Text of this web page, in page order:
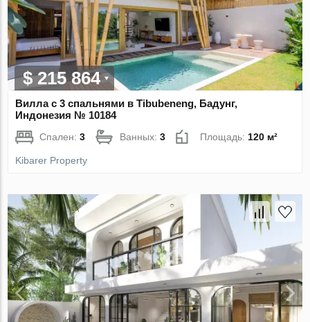
$ 215 864
Вилла с 3 спальнями в Tibubeneng, Бадунг,
Индонезия № 10184
Спален:3 Ванных:3 Площадь: 120 м²
Kibarer Property